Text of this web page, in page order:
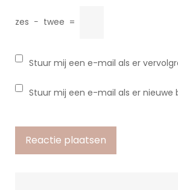
zes − twee =
Stuur mij een e-mail als er
Stuur mij een e-mail als er nieuwe